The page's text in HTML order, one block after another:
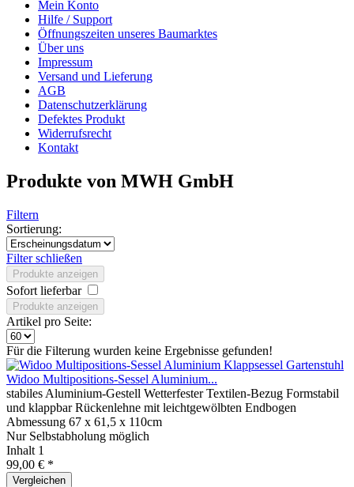
Mein Konto
Hilfe / Support
Öffnungszeiten unseres Baumarktes
Über uns
Impressum
Versand und Lieferung
AGB
Datenschutzerklärung
Defektes Produkt
Widerrufsrecht
Kontakt
Produkte von MWH GmbH
Filtern
Sortierung:
Filter schließen
Produkte anzeigen
Sofort lieferbar
Produkte anzeigen
Artikel pro Seite:
Für die Filterung wurden keine Ergebnisse gefunden!
Widoo Multipositions-Sessel Aluminium...
stabiles Aluminium-Gestell Wetterfester Textilen-Bezug Formstabil
und klappbar Rückenlehne mit leichtgewölbten Endbogen
Abmessung 67 x 61,5 x 110cm
Nur Selbstabholung möglich
Inhalt 1
99,00 € *
Vergleichen